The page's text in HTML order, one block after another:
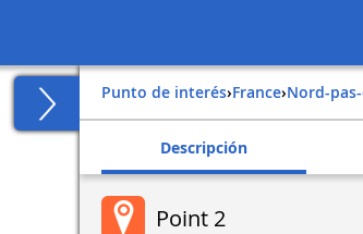
Punto de interés› france› nord-
Descripción
Point 2